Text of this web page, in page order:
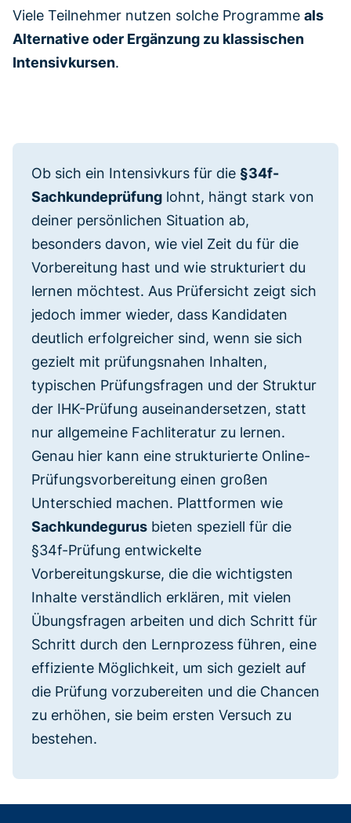
Viele Teilnehmer nutzen solche Programme als
Alternative oder Ergänzung zu klassischen
Intensivkursen.
Ob sich ein Intensivkurs für die §34f-
Sachkundeprüfung lohnt, hängt stark von
deiner persönlichen Situation ab,
besonders davon, wie viel Zeit du für die
Vorbereitung hast und wie strukturiert du
lernen möchtest. Aus Prüfersicht zeigt sich
jedoch immer wieder, dass Kandidaten
deutlich erfolgreicher sind, wenn sie sich
gezielt mit prüfungsnahen Inhalten,
typischen Prüfungsfragen und der Struktur
der IHK-Prüfung auseinandersetzen, statt
nur allgemeine Fachliteratur zu lernen.
Genau hier kann eine strukturierte Online-
Prüfungsvorbereitung einen großen
Unterschied machen. Plattformen wie
Sachkundegurus bieten speziell für die
§34f-Prüfung entwickelte
Vorbereitungskurse, die die wichtigsten
Inhalte verständlich erklären, mit vielen
Übungsfragen arbeiten und dich Schritt für
Schritt durch den Lernprozess führen, eine
effiziente Möglichkeit, um sich gezielt auf
die Prüfung vorzubereiten und die Chancen
zu erhöhen, sie beim ersten Versuch zu
bestehen.